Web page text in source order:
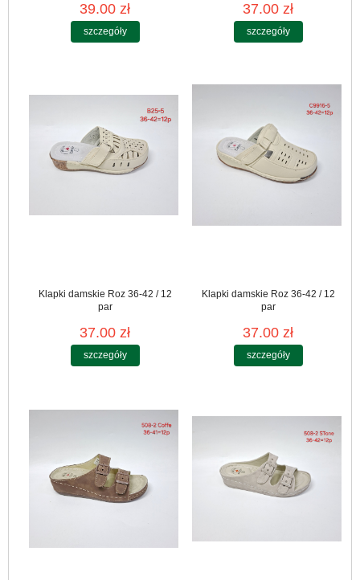
39.00 zł
szczegóły
37.00 zł
szczegóły
Klapki damskie Roz 36-42 / 12
par
37.00 zł
szczegóły
Klapki damskie Roz 36-42 / 12
par
37.00 zł
szczegóły